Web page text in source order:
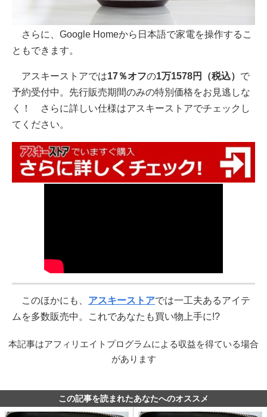
さらに、Google Homeから日本語で家電を操作するこ
ともできます。
アスキーストアでは17％オフの1万1578円（税込） で
予約受付中。先行販売期間のみの特別価格をお見逃しな
く！ さらに詳しい仕様はアスキーストアでチェックし
てください。
このほかにも、 アスキーストアでは一工夫あるアイテ
ムを多数販売中。これであなたも買い物上手に!?
本記事はアフィリエイトプログラムによる収益を得ている場合
があります
この記事を読まれたあなたへのオススメ